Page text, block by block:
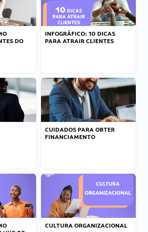
DO
INFOGRÁFICO: 10 DICAS
PARA ATRAIR CLIENTES
CUIDADOS PARA OBTER
FINANCIAMENTO
CULTURA ORGANIZACIONAL